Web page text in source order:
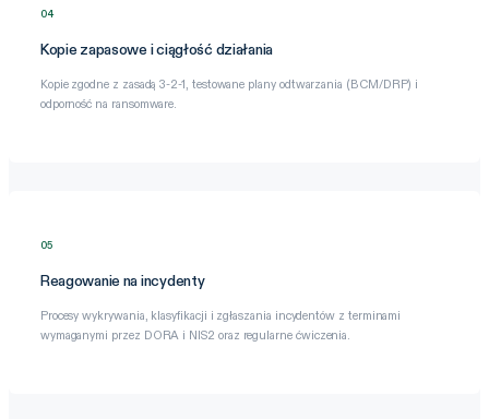
04
Kopie zapasowe i ciągłość działania
Kopie zgodne z zasadą 3-2-1, testowane plany odtwarzania (BCM/DRP) i
odporność na ransomware.
05
Reagowanie na incydenty
Procesy wykrywania, klasyfikacji i zgłaszania incydentów z terminami
wymaganymi przez DORA i NIS2 oraz regularne ćwiczenia.